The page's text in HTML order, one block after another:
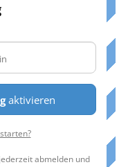
aktivieren
abmelden und